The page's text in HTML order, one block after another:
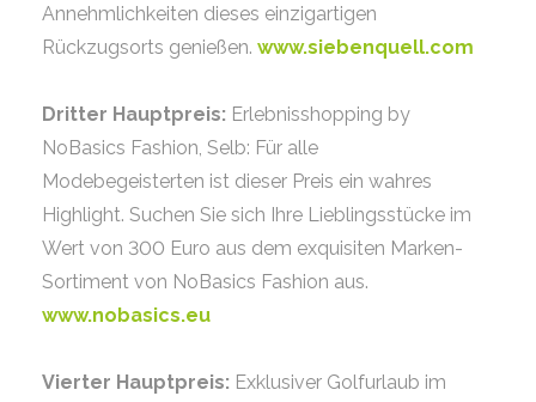
Annehmlichkeiten dieses einzigartigen
Rückzugsorts genießen. www.siebenquell.com
Dritter Hauptpreis: Erlebnisshopping by
NoBasics Fashion, Selb: Für alle
Modebegeisterten ist dieser Preis ein wahres
Highlight. Suchen Sie sich Ihre Lieblingsstücke im
Wert von 300 Euro aus dem exquisiten Marken-
Sortiment von NoBasics Fashion aus.
www.nobasics.eu
Vierter Hauptpreis: Exklusiver Golfurlaub im